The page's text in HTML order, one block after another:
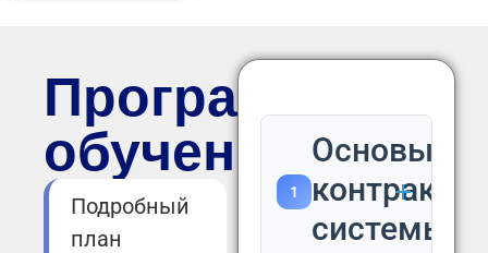
Программа
обучения
Подробный
план
1
Основы
системы